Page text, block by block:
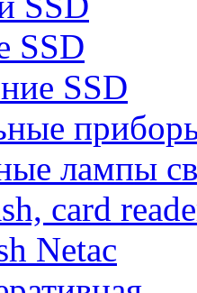
SSD
SSD
лампы
card
Netac